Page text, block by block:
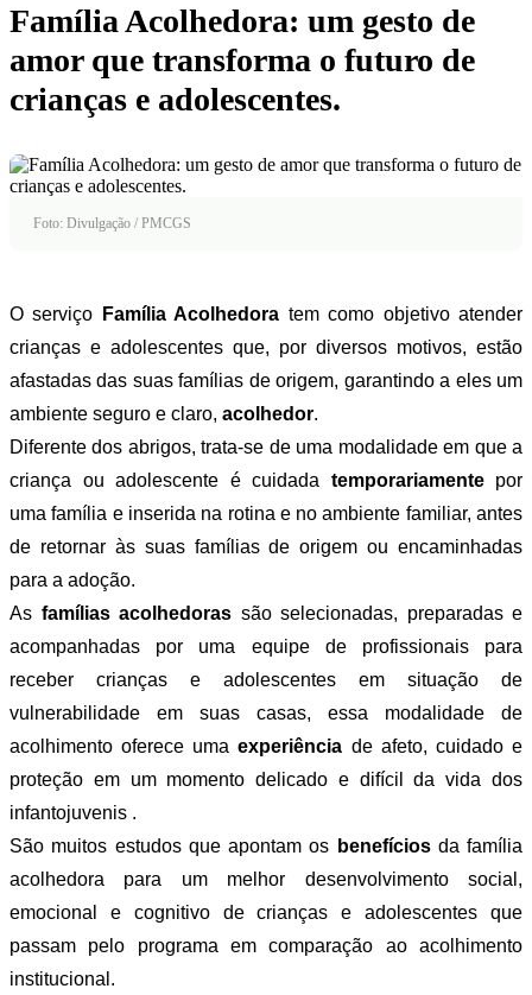
Família Acolhedora: um gesto de
amor que transforma o futuro de
crianças e adolescentes.
Foto: Divulgação / PMCGS
O serviço Família Acolhedora tem como objetivo atender
crianças e adolescentes que, por diversos motivos, estão
afastadas das suas famílias de origem, garantindo a eles um
ambiente seguro e claro, acolhedor.
Diferente dos abrigos, trata-se de uma modalidade em que a
criança ou adolescente é cuidada temporariamente por
uma família e inserida na rotina e no ambiente familiar, antes
de retornar às suas famílias de origem ou encaminhadas
para a adoção.
As famílias acolhedoras são selecionadas, preparadas e
acompanhadas por uma equipe de profissionais para
receber crianças e adolescentes em situação de
vulnerabilidade em suas casas, essa modalidade de
acolhimento oferece umaexperiência de afeto, cuidado e
proteção em um momento delicado e difícil da vida dos
infantojuvenis .
São muitos estudos que apontam os benefícios da família
acolhedora para um melhor desenvolvimento social,
emocional e cognitivo de crianças e adolescentes que
passam pelo programa em comparação ao acolhimento
institucional.